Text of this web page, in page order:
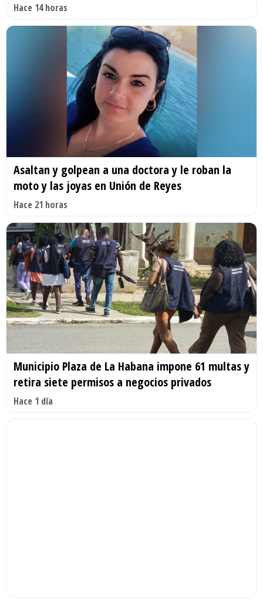
Hace 14 horas
Asaltan y golpean a una doctora y le roban la
moto y las joyas en Unión de Reyes
Hace 21 horas
Municipio Plaza de La Habana impone 61 multas y
retira siete permisos a negocios privados
Hace 1 día